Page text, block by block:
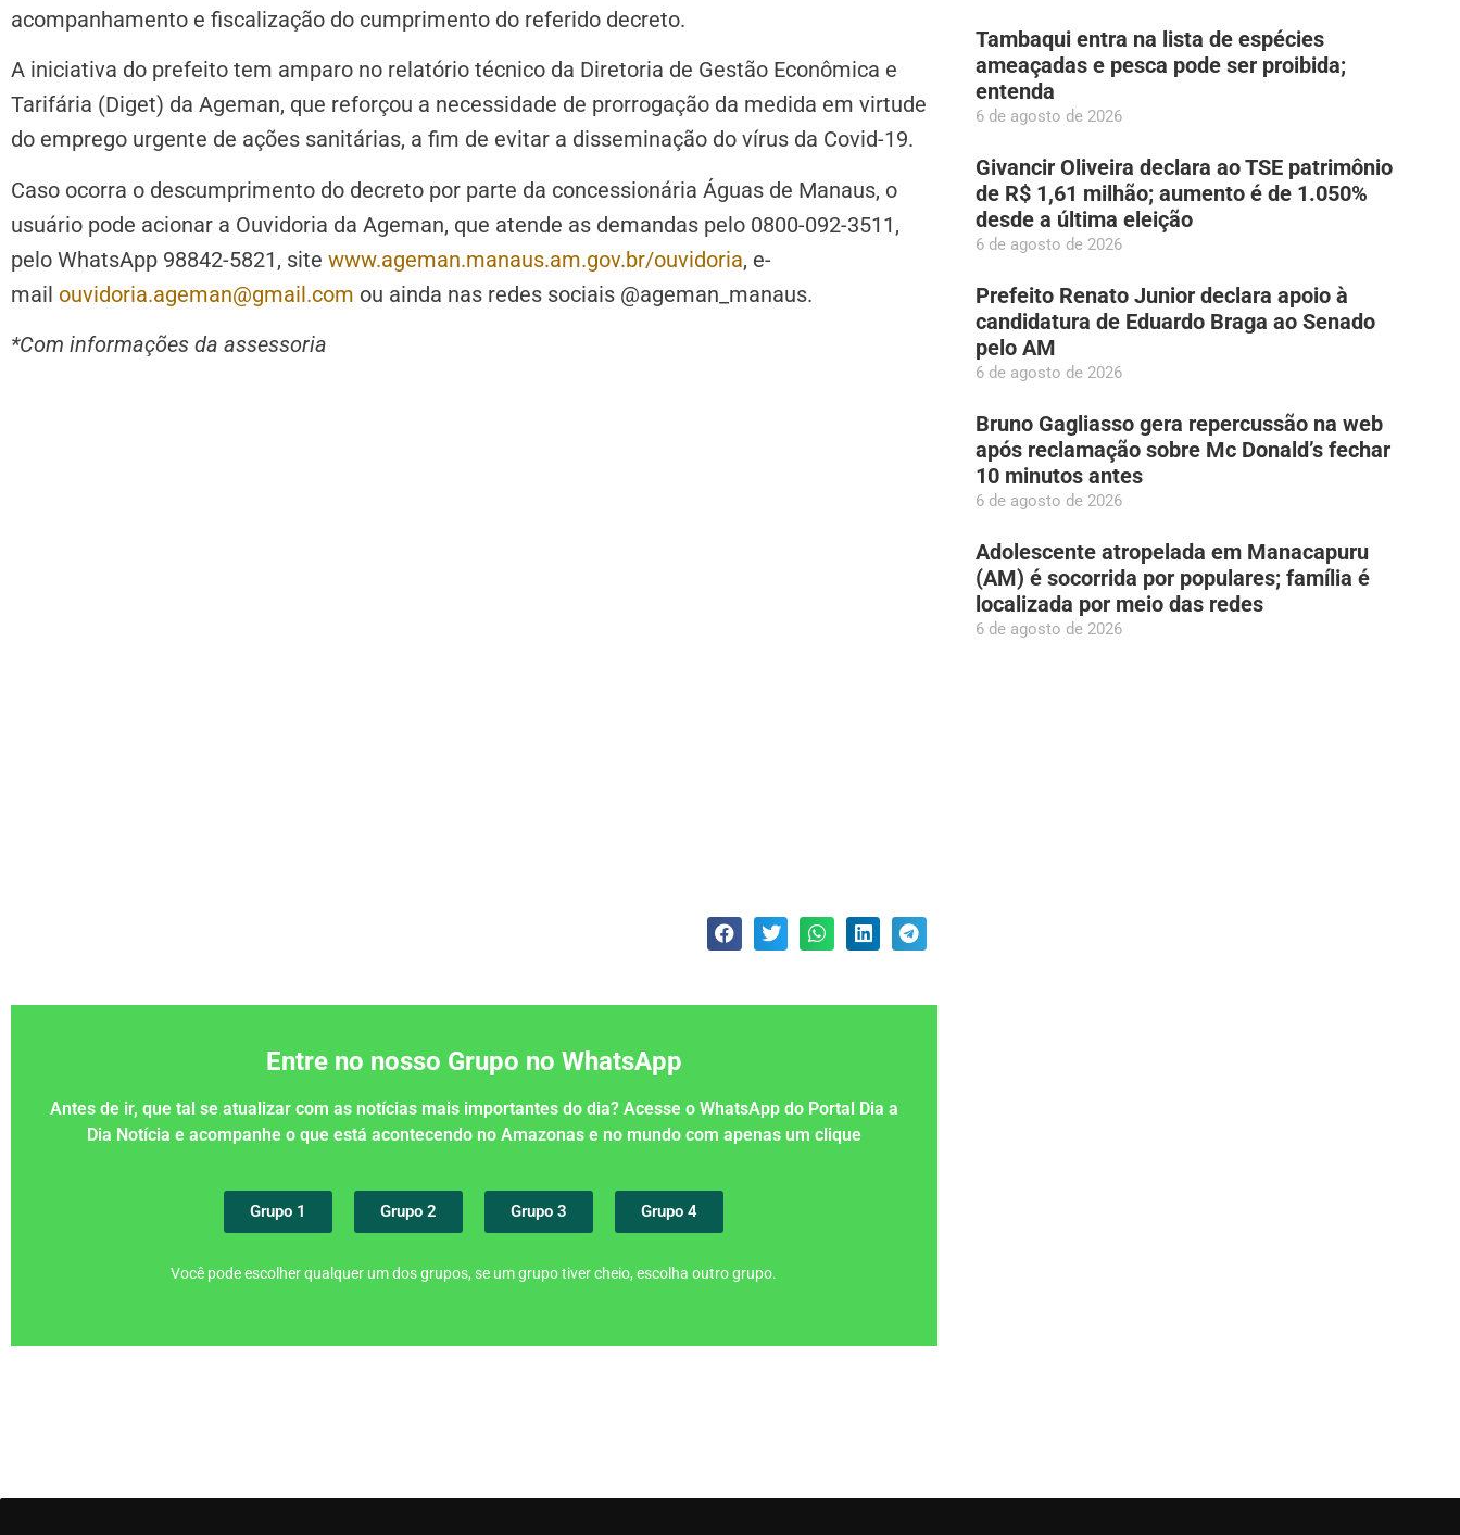
acompanhamento e fiscalização do cumprimento do referido decreto.
A iniciativa do prefeito tem amparo no relatório técnico da Diretoria de Gestão Econômica e
Tarifária (Diget) da Ageman, que reforçou a necessidade de prorrogação da medida em virtude
do emprego urgente de ações sanitárias, a fim de evitar a disseminação do vírus da Covid-19.
Caso ocorra o descumprimento do decreto por parte da concessionária Águas de Manaus, o
usuário pode acionar a Ouvidoria da Ageman, que atende as demandas pelo 0800-092-3511,
pelo WhatsApp 98842-5821, site www.ageman.manaus.am.gov.br/ouvidoria, e-
mail ouvidoria.ageman@gmail.com ou ainda nas redes sociais @ageman_manaus.
*Com informações da assessoria
Entre no nosso Grupo no WhatsApp
Antes de ir, que tal se atualizar com as notícias mais importantes do dia? Acesse o WhatsApp do Portal Dia a
Dia Notícia e acompanhe o que está acontecendo no Amazonas e no mundo com apenas um clique
Grupo 1 Grupo 2 Grupo 3 Grupo 4
Você pode escolher qualquer um dos grupos, se um grupo tiver cheio, escolha outro grupo.
Tambaqui entra na lista de espécies
ameaçadas e pesca pode ser proibida;
entenda
6 de agosto de 2026
Givancir Oliveira declara ao TSE patrimônio
de R$ 1,61 milhão; aumento é de 1.050%
desde a última eleição
6 de agosto de 2026
Prefeito Renato Junior declara apoio à
candidatura de Eduardo Braga ao Senado
pelo AM
6 de agosto de 2026
Bruno Gagliasso gera repercussão na web
após reclamação sobre Mc Donald’s fechar
10 minutos antes
6 de agosto de 2026
Adolescente atropelada em Manacapuru
(AM) é socorrida por populares; família é
localizada por meio das redes
6 de agosto de 2026